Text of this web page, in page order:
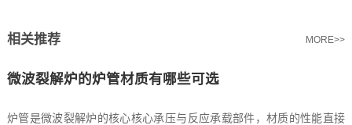
相关推荐 MORE>>
微波裂解炉的炉管材质有哪些可选
炉管是微波裂解炉的核心核心承压与反应承载部件，材质的性能直接